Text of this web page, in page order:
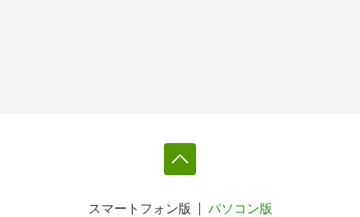
スマートフォン版 パソコン版